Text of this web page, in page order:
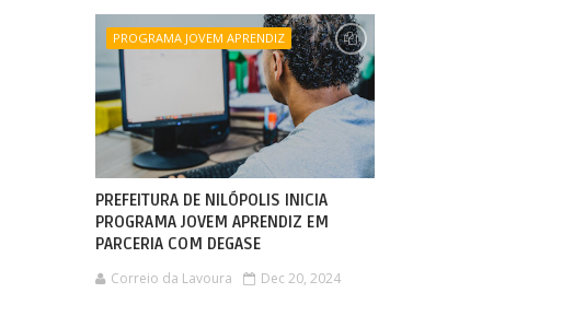
PROGRAMA JOVEM APRENDIZ
PREFEITURA DE NILÓPOLIS INICIA
PROGRAMA JOVEM APRENDIZ EM
PARCERIA COM DEGASE
Correio da Lavoura Dec 20, 2024